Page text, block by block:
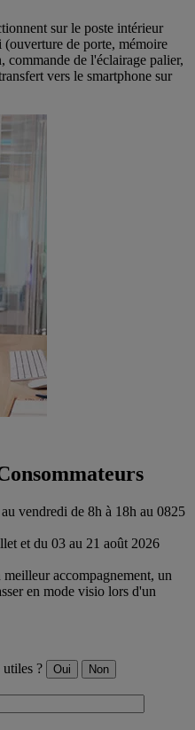
sur le poste intérieur
de porte, mémoire
de l'éclairage palier,
vers le smartphone sur
vendredi de 8h à 18h au 0825
et du 03 au 21 août 2026
accompagnement, un
en mode visio lors d'un
? Oui Non